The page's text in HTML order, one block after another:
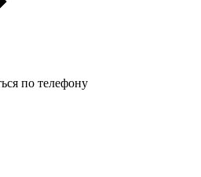
по телефону